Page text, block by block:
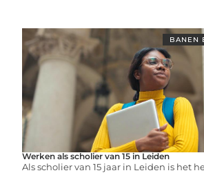
BANEN
Werken als scholier van 15 in Leiden
Als scholier van 15 jaar in Leiden is het